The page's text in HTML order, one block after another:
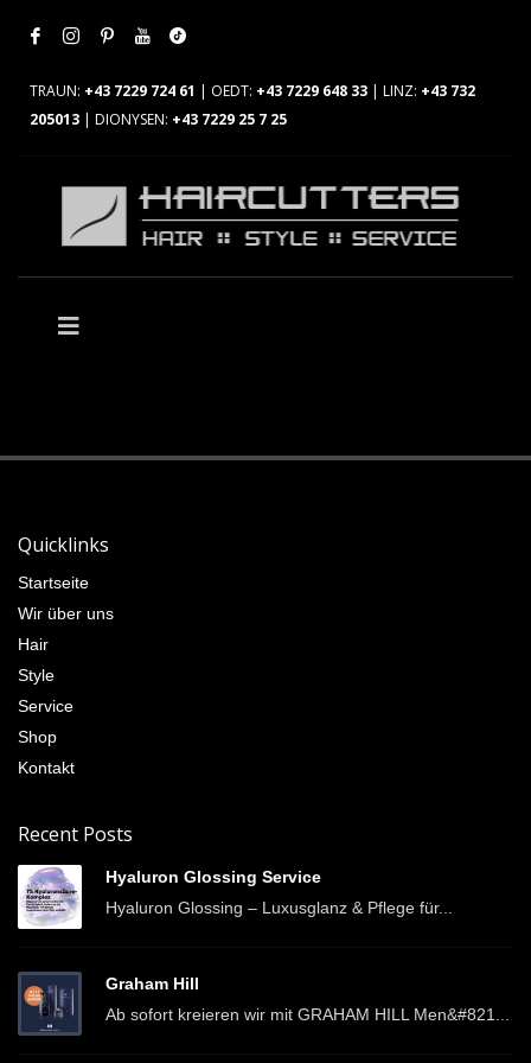
TRAUN: +43 7229 724 61 | OEDT: +43 7229 648 33 | LINZ: +43 732
205013 | DIONYSEN: +43 7229 25 7 25
Quicklinks
Startseite
Wir über uns
Hair
Style
Service
Shop
Kontakt
Recent Posts
Hyaluron Glossing Service
Hyaluron Glossing – Luxusglanz & Pflege für...
Graham Hill
Ab sofort kreieren wir mit GRAHAM HILL Men&#821...